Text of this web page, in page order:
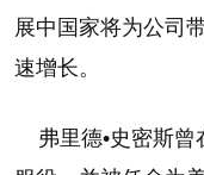
展中国家将为公司
速增长。
弗里德•史密斯曾